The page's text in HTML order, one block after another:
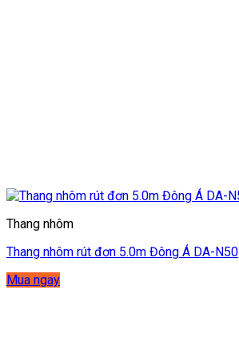
Thang nhôm
Thang nhôm rút đơn 5.0m Đông Á DA-N50
Mua ngay